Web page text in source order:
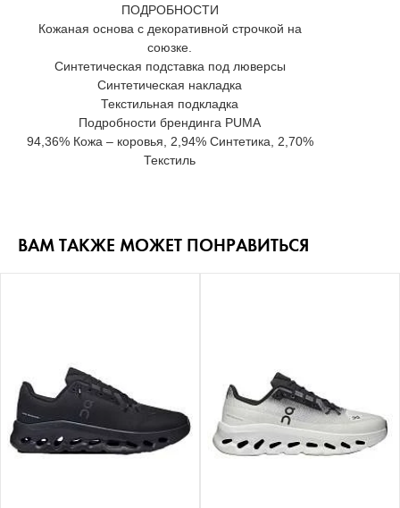
ПОДРОБНОСТИ
Кожаная основа с декоративной строчкой на
союзке.
Синтетическая подставка под люверсы
Синтетическая накладка
Текстильная подкладка
Подробности брендинга PUMA
94,36% Кожа – коровья, 2,94% Синтетика, 2,70%
Текстиль
ВАМ ТАКЖЕ МОЖЕТ ПОНРАВИТЬСЯ